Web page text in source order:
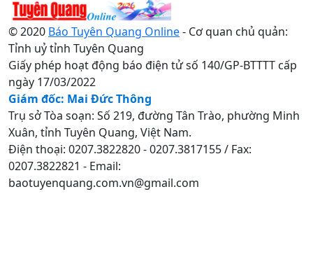
© 2020 Báo Tuyên Quang Online- Cơ quan chủ quản:
Tỉnh uỷ tỉnh Tuyên Quang
Giấy phép hoạt động báo điện tử số 140/GP-BTTTT cấp
ngày 17/03/2022
Giám đốc: Mai Đức Thông
Trụ sở Tòa soạn: Số 219, đường Tân Trào, phường Minh
Xuân, tỉnh Tuyên Quang, Việt Nam.
Điện thoại: 0207.3822820 - 0207.3817155 / Fax:
0207.3822821 - Email:
baotuyenquang.com.vn@gmail.com